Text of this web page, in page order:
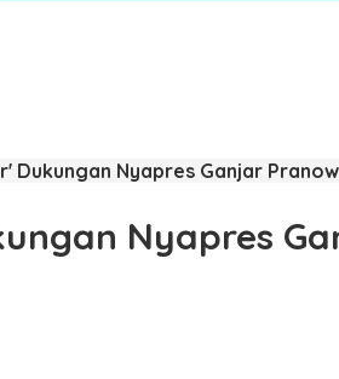
Dukungan Nyapres Ganjar
Nyapres